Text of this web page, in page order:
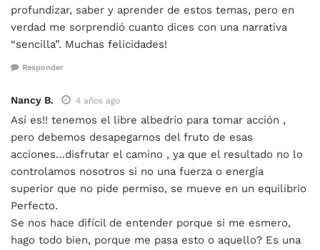
profundizar, saber y aprender de estos temas, pero en
verdad me sorprendió cuanto dices con una narrativa
“sencilla”. Muchas felicidades!
Responder
Nancy B. 4 años ago
Así es!! tenemos el libre albedrío para tomar acción ,
pero debemos desapegarnos del fruto de esas
acciones…disfrutar el camino , ya que el resultado no lo
controlamos nosotros si no una fuerza o energía
superior que no pide permiso, se mueve en un equilibrio
Perfecto.
Se nos hace difícil de entender porque si me esmero,
hago todo bien, porque me pasa esto o aquello? Es una